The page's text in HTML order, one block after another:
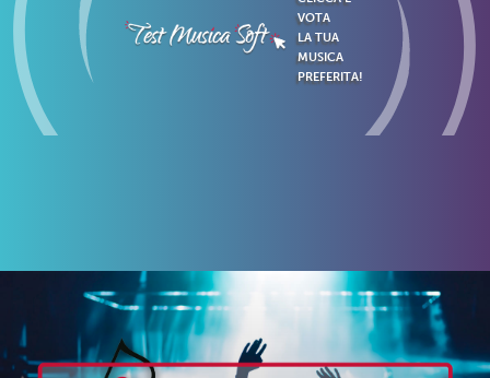
VOTA
LA TUA
MUSICA
PREFERITA!